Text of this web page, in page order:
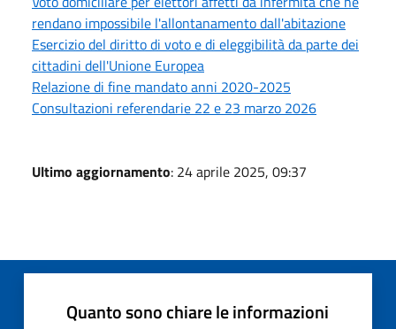
rendano impossibile l'allontanamento dall'abitazione
Esercizio del diritto di voto e di eleggibilità da parte dei
cittadini dell'Unione Europea
Relazione di fine mandato anni 2020-2025
Consultazioni referendarie 22 e 23 marzo 2026
Ultimo aggiornamento: 24 aprile 2025, 09:37
Quanto sono chiare le informazioni